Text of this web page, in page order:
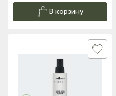
В корзину